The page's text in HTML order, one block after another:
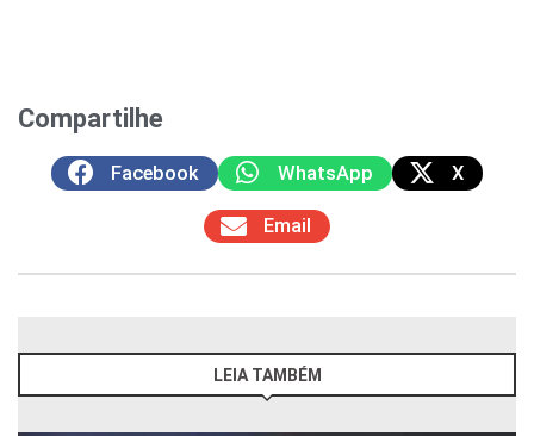
Compartilhe
Facebook WhatsApp X
Email
LEIA TAMBÉM